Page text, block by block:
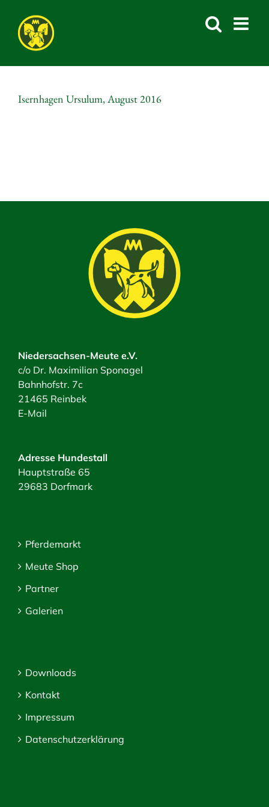
content
Isernhagen Ursulum, August 2016
Niedersachsen-Meute e.V.
c/o Dr. Maximilian Sponagel
Bahnhofstr. 7c
21465 Reinbek
E-Mail
Adresse Hundestall
Hauptstraße 65
29683 Dorfmark
Pferdemarkt
Meute Shop
Partner
Galerien
Downloads
Kontakt
Impressum
Datenschutzerklärung